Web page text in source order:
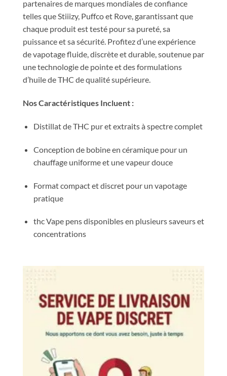
partenaires de marques mondiales de confiance
telles que Stiiizy, Puffco et Rove, garantissant que
chaque produit est testé pour sa pureté, sa
puissance et sa sécurité. Profitez d’une expérience
de vapotage fluide, discrète et durable, soutenue par
une technologie de pointe et des formulations
d’huile de THC de qualité supérieure.
Nos Caractéristiques Incluent :
Distillat de THC pur et extraits à spectre complet
Conception de bobine en céramique pour un
chauffage uniforme et une vapeur douce
Format compact et discret pour un vapotage
pratique
thc Vape pens disponibles en plusieurs saveurs et
concentrations